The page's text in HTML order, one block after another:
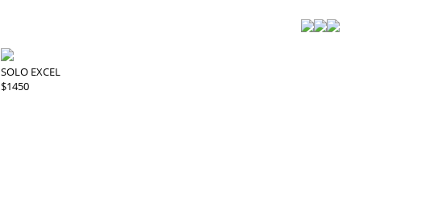
SOLO EXCEL
$1450